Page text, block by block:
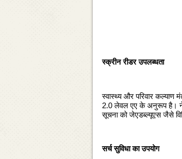
स्‍क्रीन रीडर उपलब्‍धता
स्‍वास्‍थ्‍य और परिवार कल्‍याण
2.0 लेवल एए के अनुरूप है।
सूचना को जेएडब्‍ल्‍यूएस जैसे
सर्च सुविधा का उपयोग